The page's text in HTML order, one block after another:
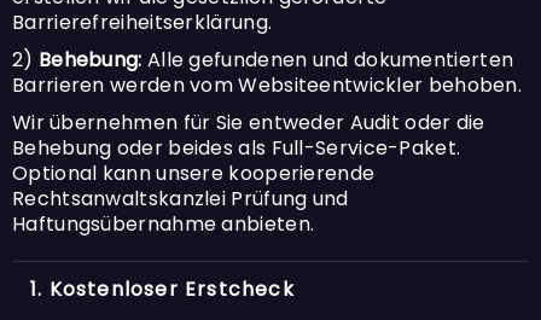
Barrierefreiheitserklärung.
2) Behebung: Alle gefundenen und dokumentierten
Barrieren werden vom Websiteentwickler behoben.
Wir übernehmen für Sie entweder Audit oder die
Behebung oder beides als Full-Service-Paket.
Optional kann unsere kooperierende
Rechtsanwaltskanzlei Prüfung und
Haftungsübernahme anbieten.
1. Kostenloser Erstcheck